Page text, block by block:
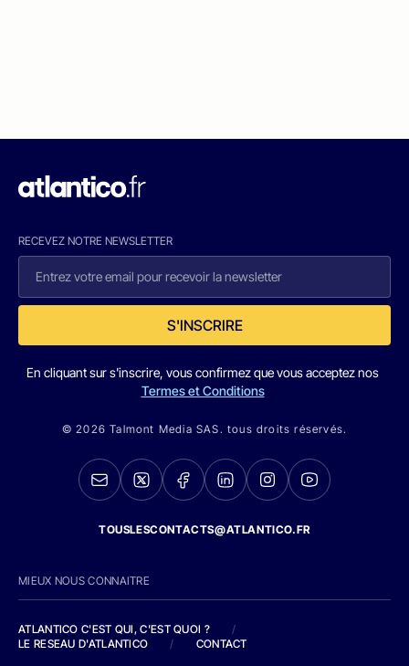
RECEVEZ NOTRE NEWSLETTER
S'INSCRIRE
En cliquant sur s'inscrire, vous confirmez que vous acceptez nos
Termes et Conditions
© 2026 Talmont Media SAS. tous droits réservés.
TOUSLESCONTACTS@ATLANTICO.FR
MIEUX NOUS CONNAITRE
ATLANTICO C'EST QUI, C'EST QUOI ?
/
LE RESEAU D'ATLANTICO
/ CONTACT